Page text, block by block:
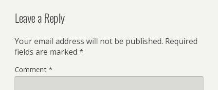
Leave a Reply
Your email address will not be published. Required
fields are marked *
Comment *